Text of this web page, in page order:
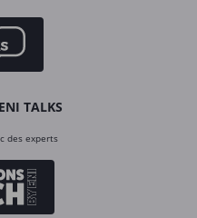
TALKS
des experts